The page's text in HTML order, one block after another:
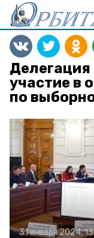
участие в
по
31 января 2024,